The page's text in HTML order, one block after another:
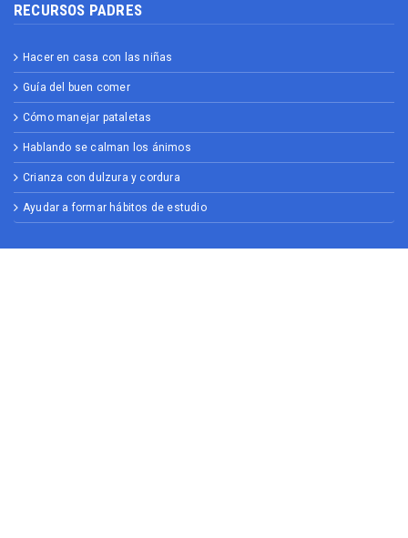
RECURSOS PADRES
Hacer en casa con las niñas
Guía del buen comer
Cómo manejar pataletas
Hablando se calman los ánimos
Crianza con dulzura y cordura
Ayudar a formar hábitos de estudio